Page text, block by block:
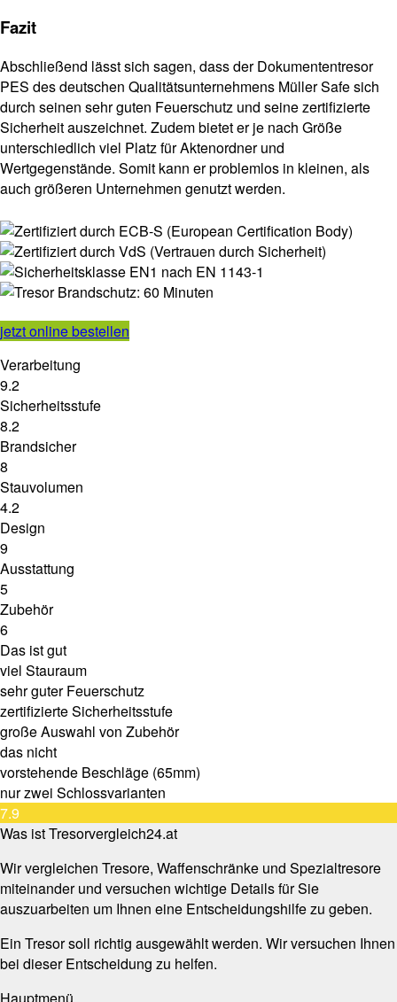
Fazit
Abschließend lässt sich sagen, dass der Dokumententresor
PES des deutschen Qualitätsunternehmens Müller Safe sich
durch seinen sehr guten Feuerschutz und seine zertifizierte
Sicherheit auszeichnet. Zudem bietet er je nach Größe
unterschiedlich viel Platz für Aktenordner und
Wertgegenstände. Somit kann er problemlos in kleinen, als
auch größeren Unternehmen genutzt werden.
jetzt online bestellen
Verarbeitung
9.2
Sicherheitsstufe
8.2
Brandsicher
8
Stauvolumen
4.2
Design
9
Ausstattung
5
Zubehör
6
Das ist gut
viel Stauraum
sehr guter Feuerschutz
zertifizierte Sicherheitsstufe
große Auswahl von Zubehör
das nicht
vorstehende Beschläge (65mm)
nur zwei Schlossvarianten
7.9
Was ist Tresorvergleich24.at
Wir vergleichen Tresore, Waffenschränke und Spezialtresore
miteinander und versuchen wichtige Details für Sie
auszuarbeiten um Ihnen eine Entscheidungshilfe zu geben.
Ein Tresor soll richtig ausgewählt werden. Wir versuchen Ihnen
bei dieser Entscheidung zu helfen.
Hauptmenü